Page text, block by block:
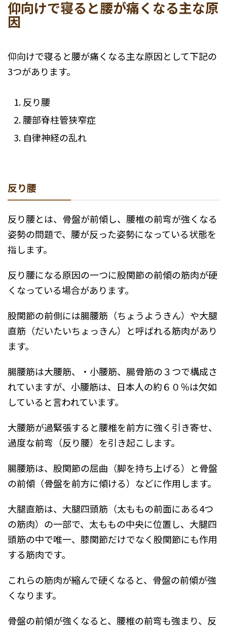
仰向けで寝ると腰が痛くなる主な原
因
仰向けで寝ると腰が痛くなる主な原因として下記の
3つがあります。
反り腰
腰部脊柱管狭窄症
自律神経の乱れ
反り腰
反り腰とは、骨盤が前傾し、腰椎の前弯が強くなる
姿勢の問題で、腰が反った姿勢になっている状態を
指します。
反り腰になる原因の一つに股関節の前傾の筋肉が硬
くなっている場合があります。
股関節の前側には腸腰筋（ちょうようきん）や大腿
直筋（だいたいちょっきん）と呼ばれる筋肉があり
ます。
腸腰筋は大腰筋、・小腰筋、腸骨筋の３つで構成さ
れていますが、小腰筋は、日本人の約６０％は欠如
していると言われています。
大腰筋が過緊張すると腰椎を前方に強く引き寄せ、
過度な前弯（反り腰）を引き起こします。
腸腰筋は、股関節の屈曲（脚を持ち上げる）と骨盤
の前傾（骨盤を前方に傾ける）などに作用します。
大腿直筋は、大腿四頭筋（太ももの前面にある4つ
の筋肉）の一部で、太ももの中央に位置し、大腿四
頭筋の中で唯一、膝関節だけでなく股関節にも作用
する筋肉です。
これらの筋肉が縮んで硬くなると、骨盤の前傾が強
くなります。
骨盤の前傾が強くなると、腰椎の前弯も強まり、反